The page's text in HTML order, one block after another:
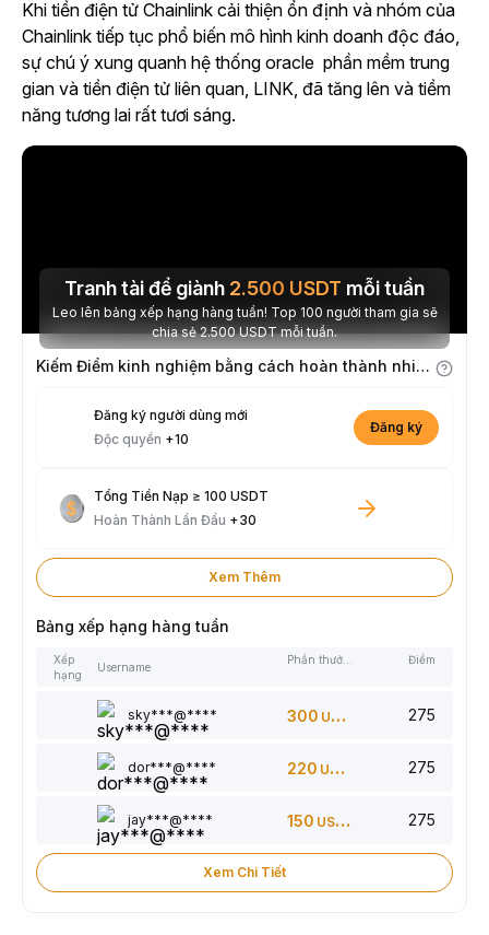
Khi tiền điện tử Chainlink cải thiện ổn định và nhóm của
Chainlink tiếp tục phổ biến mô hình kinh doanh độc đáo,
sự chú ý xung quanh hệ thống oracle phần mềm trung
gian và tiền điện tử liên quan, LINK, đã tăng lên và tiềm
năng tương lai rất tươi sáng.
Tranh tài để giành 2.500 USDT mỗi tuần
Leo lên bảng xếp hạng hàng tuần! Top 100 người tham gia sẽ
chia sẻ 2.500 USDT mỗi tuần.
Kiếm Điểm kinh nghiệm bằng cách hoàn thành nhiệm vụ
Đăng ký người dùng mới
Độc quyền +10
Đăng ký
Tổng Tiền Nạp ≥ 100 USDT
Hoàn Thành Lần Đầu +30
Xem Thêm
Bảng xếp hạng hàng tuần
Xếp
hạng
Username
Điểm
sky***@**** 300 USDT 275
dor***@**** 220 USDT 275
jay***@**** 150 USDT 275
Xem Chi Tiết